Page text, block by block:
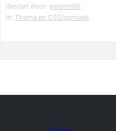
Gestart door: peterm66
in: Thema en CSS/opmaak